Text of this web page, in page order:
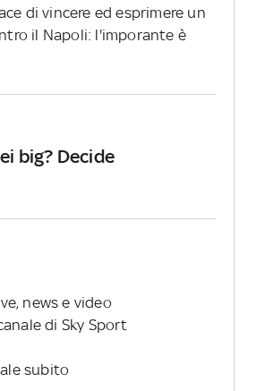
di vincere ed esprimere un
il Napoli: l'imporante è
big? Decide
news e video
di Sky Sport
subito